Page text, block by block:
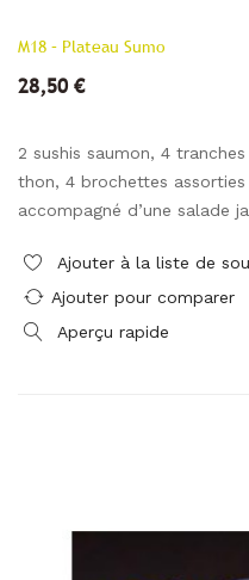
M18 – Plateau Sumo
28,50 €
2 sushis saumon, 4
thon, 4 brochettes assorties
accompagné d’une salade
Ajouter à la liste de
Ajouter pour comparer
Aperçu rapide